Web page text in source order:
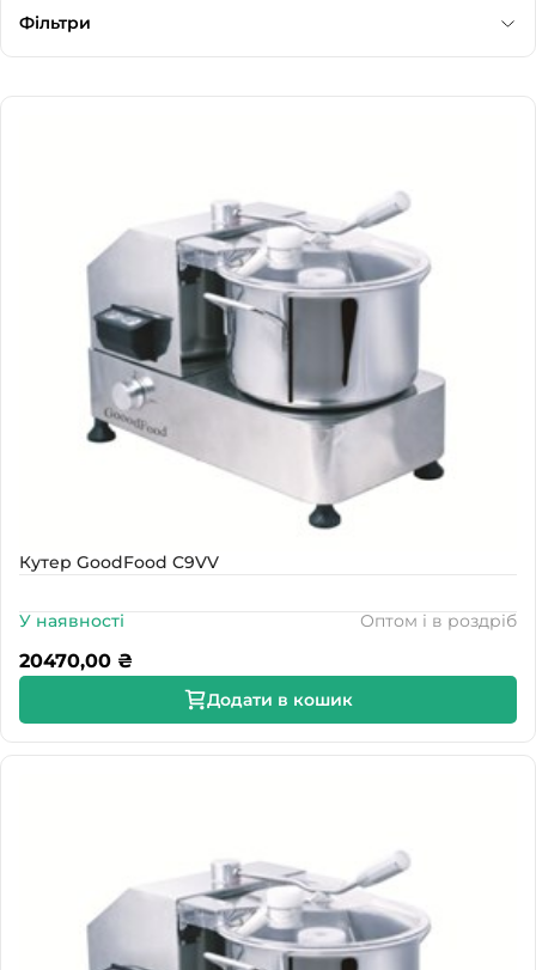
Фільтри
В наявності
Кутер GoodFood C9VV
У наявності Оптом і в роздріб
20470,00 ₴
Додати в кошик